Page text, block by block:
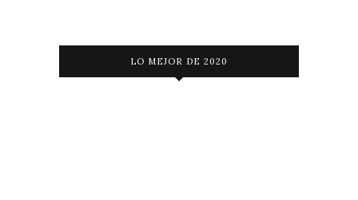
LO MEJOR DE 2020